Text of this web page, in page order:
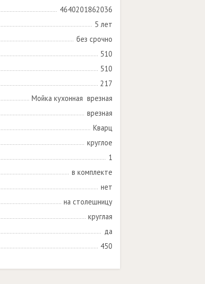
4640201862036
5 лет
без срочно
510
510
217
Мойка кухонная  врезная
врезная
Кварц
круглое
1
в комплекте
нет
на столешницу
круглая
да
450